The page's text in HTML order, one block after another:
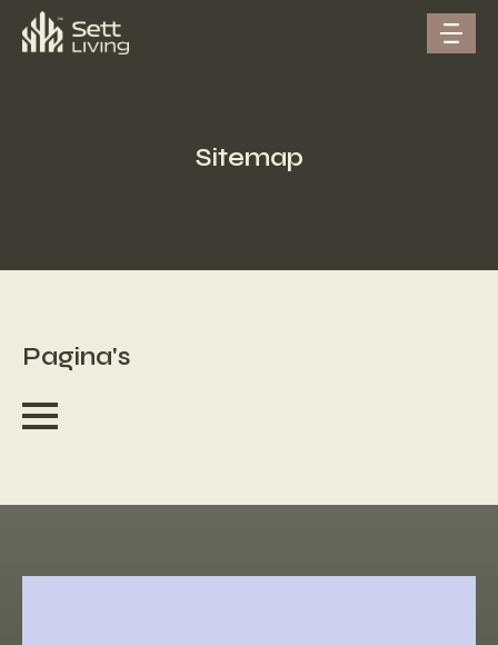
Sitemap
Pagina's